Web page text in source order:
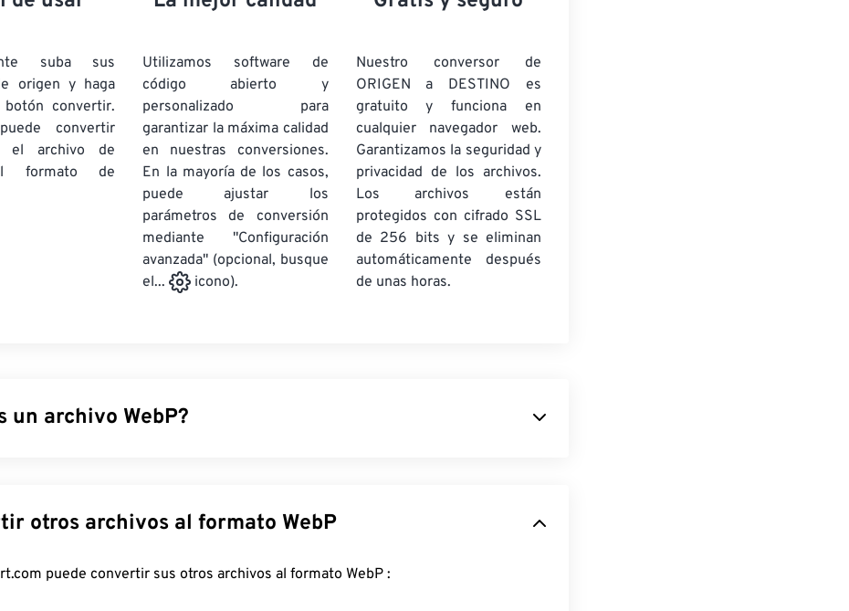
suba sus
origen y haga
convertir.
convertir
el archivo de
formato de
Utilizamos software de
código abierto y
personalizado para
garantizar la máxima calidad
en nuestras conversiones.
En la mayoría de los casos,
puede ajustar los
parámetros de conversión
mediante "Configuración
avanzada" (opcional, busque
el...
icono).
Nuestro conversor de
ORIGEN a DESTINO es
gratuito y funciona en
cualquier navegador web.
Garantizamos la seguridad y
privacidad de los archivos.
Los archivos están
protegidos con cifrado SSL
de 256 bits y se eliminan
automáticamente después
de unas horas.
un archivo WebP?
que los archivos
JPEG (JPG) y PNG (Gráficos de Red Portátiles)
visual similar. Las imágenes WebP se cargan rápidamente en páginas web y
Convertir otros archivos al formato WebP
FreeConvert.com puede convertir sus otros archivos al formato WebP :